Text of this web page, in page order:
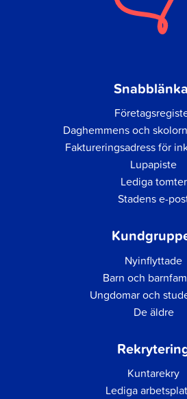
Daghemmens och
Faktureringsadress för
Lupapiste
Lediga tomter
Stadens e-
Nyinflyttade
Barn och
Ungdomar och
De äldre
Kuntarekry
Lediga